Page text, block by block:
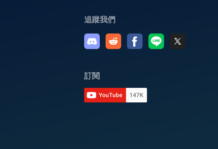
追蹤我們
訂閱
YouTube 147K